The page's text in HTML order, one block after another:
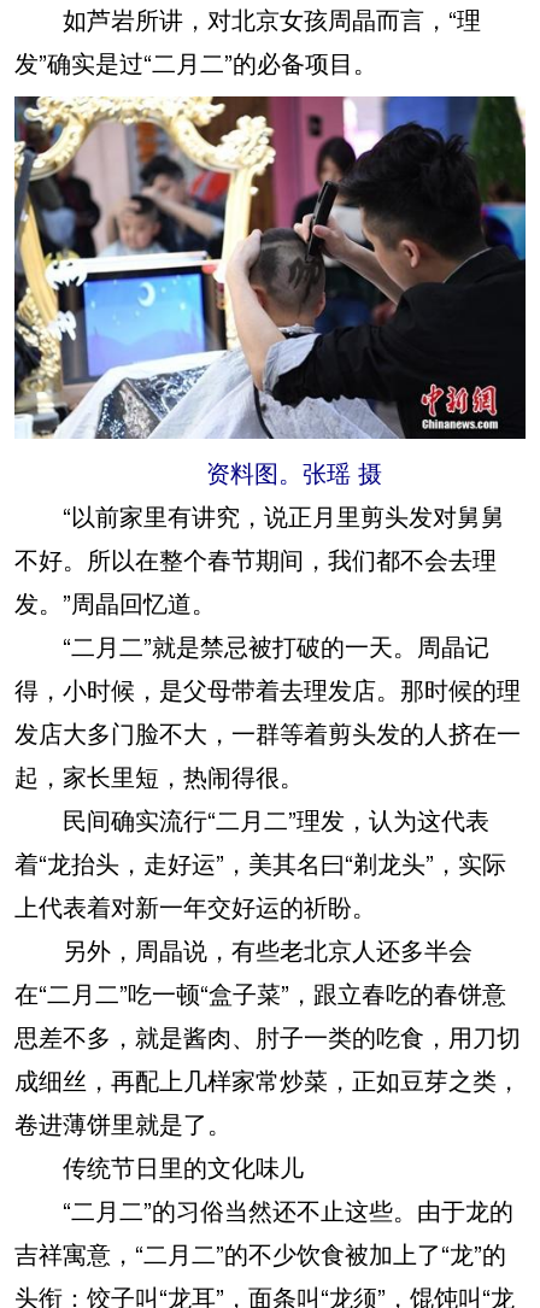
如芦岩所讲，对北京女孩周晶而言，“理
发”确实是过“二月二”的必备项目。
资料图。张瑶 摄
“以前家里有讲究，说正月里剪头发对舅舅
不好。所以在整个春节期间，我们都不会去理
发。”周晶回忆道。
“二月二”就是禁忌被打破的一天。周晶记
得，小时候，是父母带着去理发店。那时候的理
发店大多门脸不大，一群等着剪头发的人挤在一
起，家长里短，热闹得很。
民间确实流行“二月二”理发，认为这代表
着“龙抬头，走好运”，美其名曰“剃龙头”，实际
上代表着对新一年交好运的祈盼。
另外，周晶说，有些老北京人还多半会
在“二月二”吃一顿“盒子菜”，跟立春吃的春饼意
思差不多，就是酱肉、肘子一类的吃食，用刀切
成细丝，再配上几样家常炒菜，正如豆芽之类，
卷进薄饼里就是了。
传统节日里的文化味儿
“二月二”的习俗当然还不止这些。由于龙的
吉祥寓意，“二月二”的不少饮食被加上了“龙”的
头衔：饺子叫“龙耳”，面条叫“龙须”，馄饨叫“龙